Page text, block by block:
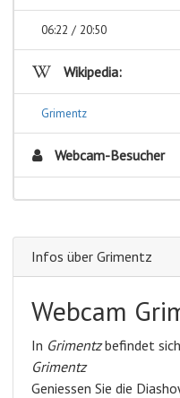
06:22 / 20:50
Wikipedia:
Grimentz
Webcam-Besucher
Infos über Grimentz
Webcam
In Grimentzbefindet
Grimentz
Geniessen Sie die